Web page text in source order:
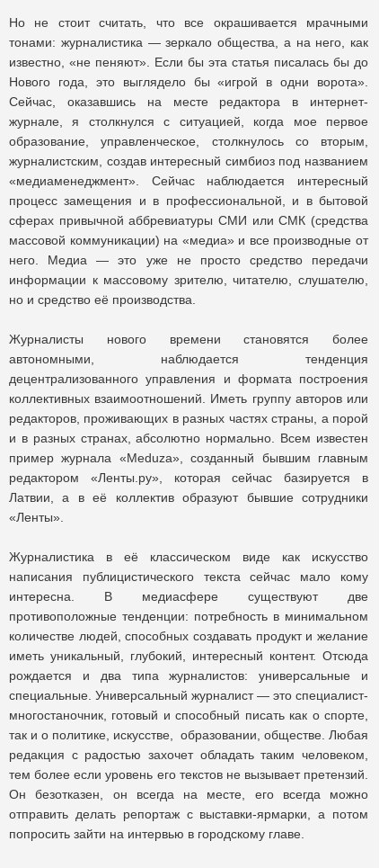
Но не стоит считать, что все окрашивается мрачными
тонами: журналистика — зеркало общества, а на него, как
известно, «не пеняют». Если бы эта статья писалась бы до
Нового года, это выглядело бы «игрой в одни ворота».
Сейчас, оказавшись на месте редактора в интернет-
журнале, я столкнулся с ситуацией, когда мое первое
образование, управленческое, столкнулось со вторым,
журналистским, создав интересный симбиоз под названием
«медиаменеджмент». Сейчас наблюдается интересный
процесс замещения и в профессиональной, и в бытовой
сферах привычной аббревиатуры СМИ или СМК (средства
массовой коммуникации) на «медиа» и все производные от
него. Медиа — это уже не просто средство передачи
информации к массовому зрителю, читателю, слушателю,
но и средство её производства.
Журналисты нового времени становятся более
автономными, наблюдается тенденция
децентрализованного управления и формата построения
коллективных взаимоотношений. Иметь группу авторов или
редакторов, проживающих в разных частях страны, а порой
и в разных странах, абсолютно нормально. Всем известен
пример журнала «Meduza», созданный бывшим главным
редактором «Ленты.ру», которая сейчас базируется в
Латвии, а в её коллектив образуют бывшие сотрудники
«Ленты».
Журналистика в её классическом виде как искусство
написания публицистического текста сейчас мало кому
интересна. В медиасфере существуют две
противоположные тенденции: потребность в минимальном
количестве людей, способных создавать продукт и желание
иметь уникальный, глубокий, интересный контент. Отсюда
рождается и два типа журналистов: универсальные и
специальные. Универсальный журналист — это специалист-
многостаночник, готовый и способный писать как о спорте,
так и о политике, искусстве, образовании, обществе. Любая
редакция с радостью захочет обладать таким человеком,
тем более если уровень его текстов не вызывает претензий.
Он безотказен, он всегда на месте, его всегда можно
отправить делать репортаж с выставки-ярмарки, а потом
попросить зайти на интервью в городскому главе.